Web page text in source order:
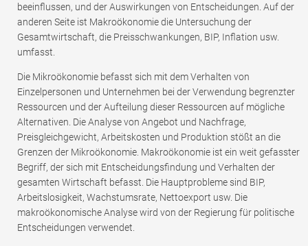
beeinflussen, und der Auswirkungen von Entscheidungen. Auf der
anderen Seite ist Makroökonomie die Untersuchung der
Gesamtwirtschaft, die Preisschwankungen, BIP, Inflation usw.
umfasst.
Die Mikroökonomie befasst sich mit dem Verhalten von
Einzelpersonen und Unternehmen bei der Verwendung begrenzter
Ressourcen und der Aufteilung dieser Ressourcen auf mögliche
Alternativen. Die Analyse von Angebot und Nachfrage,
Preisgleichgewicht, Arbeitskosten und Produktion stößt an die
Grenzen der Mikroökonomie. Makroökonomie ist ein weit gefasster
Begriff, der sich mit Entscheidungsfindung und Verhalten der
gesamten Wirtschaft befasst. Die Hauptprobleme sind BIP,
Arbeitslosigkeit, Wachstumsrate, Nettoexport usw. Die
makroökonomische Analyse wird von der Regierung für politische
Entscheidungen verwendet.